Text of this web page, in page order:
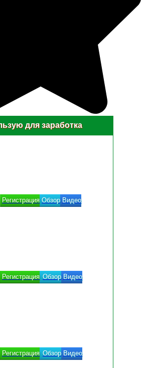
для заработка
Регистрация Обзор Видео
Регистрация Обзор Видео
Регистрация Обзор Видео